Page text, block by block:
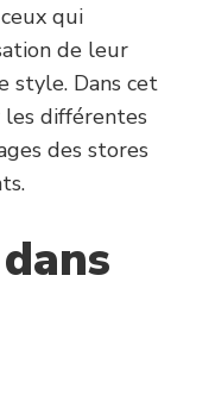
qui
de leur
style. Dans cet
les différentes
des stores